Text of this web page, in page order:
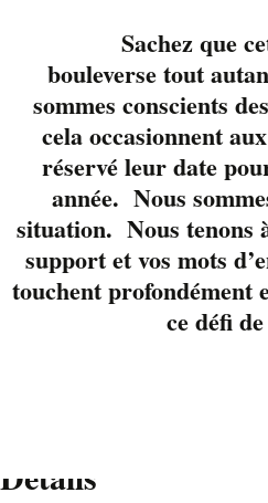
Cloutier et Éric
Beaulé-Brouillard.
nous reviennent au
salon, près du feu. Ne
manquez pas ce trio
dynamique et
rafraîchissant par
leur répertoire varié
rythmé. Pour réserver
votre table 819-822-
3724 ou via notre
Détails
Sachez que
bouleverse tout
sommes conscients
cela occasionnent
réservé leur date
année. Nous
situation. Nous tenons
support et vos mots
touchent profondément
ce défi